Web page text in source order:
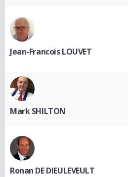
Jean-Francois LOUVET
Mark SHILTON
Ronan DE DIEULEVEULT